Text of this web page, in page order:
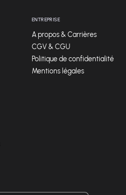
ENTREPRISE
A propos & Carrières
CGV & CGU
Politique de confidentialité
Mentions légales